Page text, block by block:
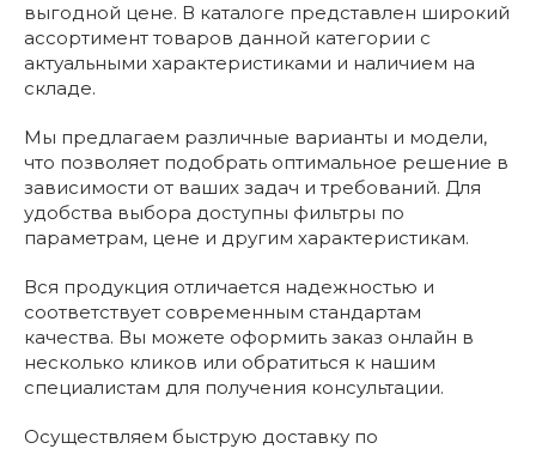
выгодной цене. В каталоге представлен широкий
ассортимент товаров данной категории с
актуальными характеристиками и наличием на
складе.
Мы предлагаем различные варианты и модели,
что позволяет подобрать оптимальное решение в
зависимости от ваших задач и требований. Для
удобства выбора доступны фильтры по
параметрам, цене и другим характеристикам.
Вся продукция отличается надежностью и
соответствует современным стандартам
качества. Вы можете оформить заказ онлайн в
несколько кликов или обратиться к нашим
специалистам для получения консультации.
Осуществляем быструю доставку по